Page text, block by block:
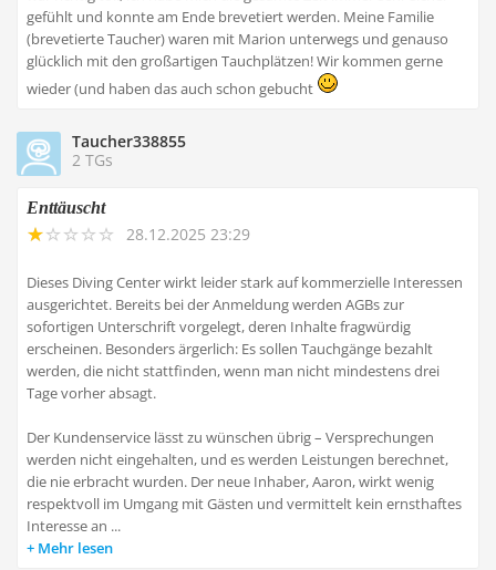
gefühlt und konnte am Ende brevetiert werden. Meine Familie
(brevetierte Taucher) waren mit Marion unterwegs und genauso
glücklich mit den großartigen Tauchplätzen! Wir kommen gerne
wieder (und haben das auch schon gebucht
Taucher338855
2 TGs
Enttäuscht
28.12.2025 23:29
Dieses Diving Center wirkt leider stark auf kommerzielle Interessen
ausgerichtet. Bereits bei der Anmeldung werden AGBs zur
sofortigen Unterschrift vorgelegt, deren Inhalte fragwürdig
erscheinen. Besonders ärgerlich: Es sollen Tauchgänge bezahlt
werden, die nicht stattfinden, wenn man nicht mindestens drei
Tage vorher absagt.
Der Kundenservice lässt zu wünschen übrig – Versprechungen
werden nicht eingehalten, und es werden Leistungen berechnet,
die nie erbracht wurden. Der neue Inhaber, Aaron, wirkt wenig
respektvoll im Umgang mit Gästen und vermittelt kein ernsthaftes
Interesse an ...
Mehr lesen